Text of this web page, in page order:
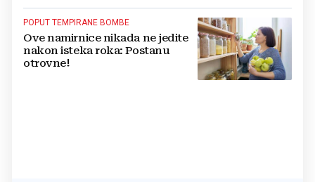
POPUT TEMPIRANE BOMBE
Ove namirnice nikada ne jedite
nakon isteka roka: Postanu
otrovne!